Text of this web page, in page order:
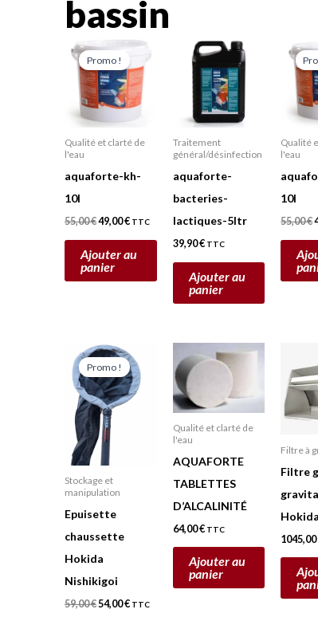
bassin
Promo !
Qualité et clarté de
l'eau
aquaforte-kh-
10l
55,00€
prix
initial
était :
55,00 €.
49,00€
Le
prix
actuel
est :
49,00 €.
TTC
Ajouter au
panier
Traitement
général/désinfection
aquaforte-
bacteries-
lactiques-5ltr
39,90€ TTC
Ajouter au
panier
Qualité
l'eau
10l
55,00€
Promo !
Stockage et
manipulation
Epuisette
chaussette
Hokida
Nishikigoi
59,00€
Le
prix
initial
était :
59,00 €.
54,00€
prix
actuel
est :
54,00 €.
TTC
Qualité et clarté de
l'eau
AQUAFORTE
TABLETTES
D’ALCALINITÉ
64,00€ TTC
Ajouter au
panier
Filtre à
Filtre
1045,00